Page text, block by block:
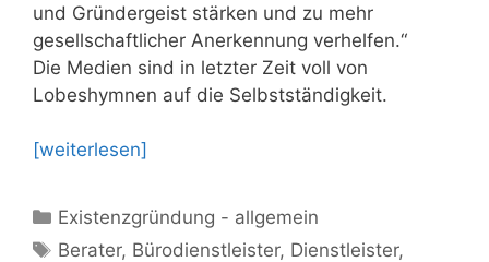
und Gründergeist stärken und zu mehr
gesellschaftlicher Anerkennung verhelfen.“
Die Medien sind in letzter Zeit voll von
Lobeshymnen auf die Selbstständigkeit.
[weiterlesen]
Kategorien
Existenzgründung - allgemein
Schlagwörter
Berater, Bürodienstleister, Dienstleister,